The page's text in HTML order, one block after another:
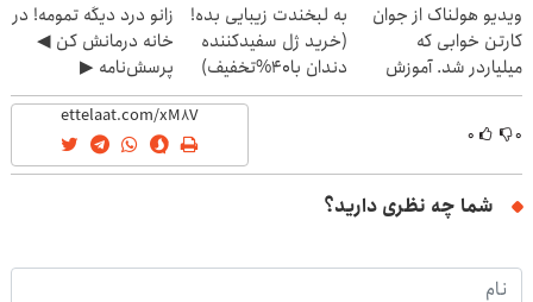
ویدیو هولناک از جوان
کارتن خوابی که
میلیاردر شد. آموزش
رایگان
به لبخندت زیبایی بده!
(خرید ژل سفیدکننده
دندان با40%تخفیف)
زانو درد دیگه تمومه! در
خانه درمانش کن ◀
پرسش‌نامه ▶
۰ ۰
شما چه نظری دارید؟